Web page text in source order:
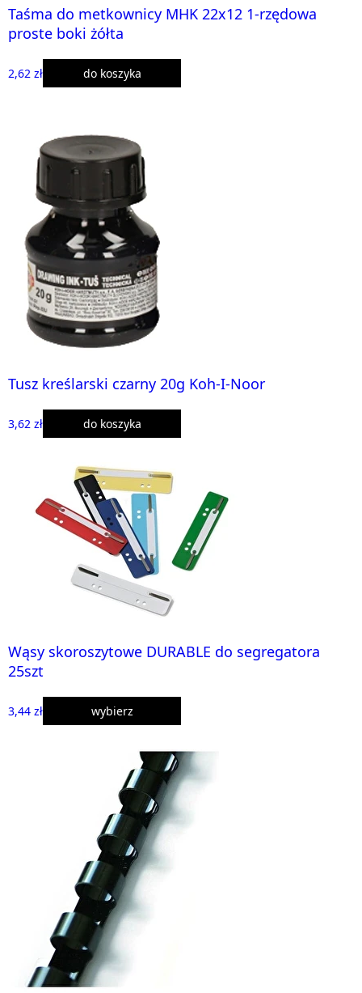
Taśma do metkownicy MHK 22x12 1-rzędowa
proste boki żółta
2,62 zł do koszyka
Tusz kreślarski czarny 20g Koh-I-Noor
3,62 zł do koszyka
Wąsy skoroszytowe DURABLE do segregatora
25szt
3,44 zł wybierz